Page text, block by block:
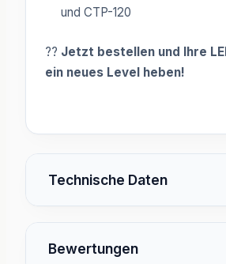
und CTP-120
?? Jetzt bestellen und Ihre
ein neues Level heben!
Technische Daten
Bewertungen